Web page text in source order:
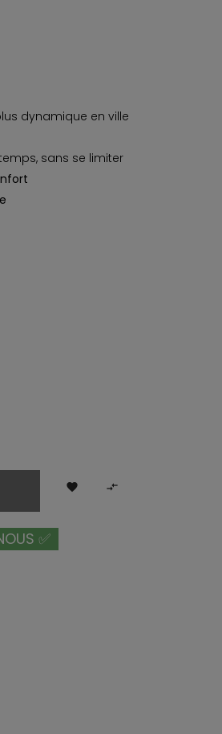
dynamique en ville
sans se limiter
 
✅